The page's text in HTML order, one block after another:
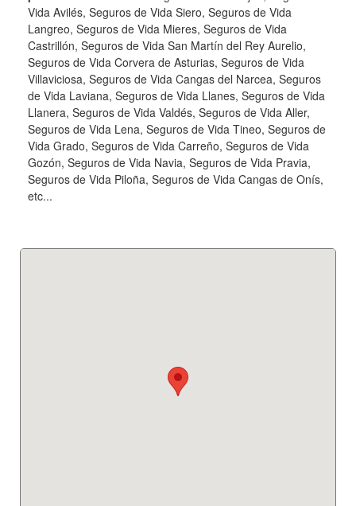
Vida Avilés, Seguros de Vida Siero, Seguros de Vida
Langreo, Seguros de Vida Mieres, Seguros de Vida
Castrillón, Seguros de Vida San Martín del Rey Aurelio,
Seguros de Vida Corvera de Asturias, Seguros de Vida
Villaviciosa, Seguros de Vida Cangas del Narcea, Seguros
de Vida Laviana, Seguros de Vida Llanes, Seguros de Vida
Llanera, Seguros de Vida Valdés, Seguros de Vida Aller,
Seguros de Vida Lena, Seguros de Vida Tineo, Seguros de
Vida Grado, Seguros de Vida Carreño, Seguros de Vida
Gozón, Seguros de Vida Navia, Seguros de Vida Pravia,
Seguros de Vida Piloña, Seguros de Vida Cangas de Onís,
etc...